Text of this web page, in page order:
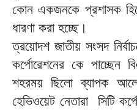
কোন একজনকে প্রশাসক
ধারণা করা হচ্ছে।
ত্রয়োদশ জাতীয় সংসদ
কর্পোরেশনের কে পাচ্ছেন
শহরময় ছিলো ব্যাপক
হেভিওয়েট নেতারা সিটি